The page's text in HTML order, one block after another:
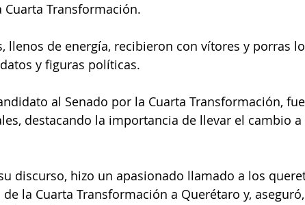
Transformación.
llenos de energía, recibieron con vítores y porras
y figuras políticas.
al Senado por la Cuarta Transformación,
destacando la importancia de llevar el cambio
discurso, hizo un apasionado llamado a los
la Cuarta Transformación a Querétaro y,